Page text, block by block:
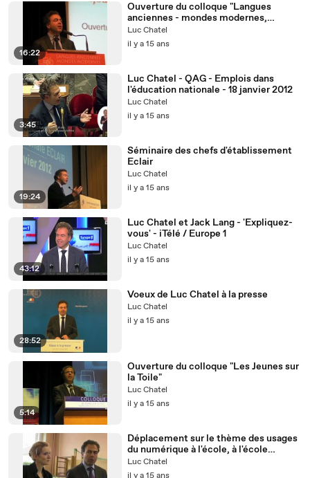
16:22
Ouverture du colloque "Langues
anciennes - mondes modernes,
refonder l'enseignement du latin et du
grec"
Luc Chatel
il y a 15 ans
3:45
Luc Chatel - QAG - Emplois dans
l'éducation nationale - 18 janvier 2012
Luc Chatel
il y a 15 ans
19:24
Séminaire des chefs d'établissement
Eclair
Luc Chatel
il y a 15 ans
43:12
Luc Chatel et Jack Lang - 'Expliquez-
vous' - iTélé / Europe 1
Luc Chatel
il y a 15 ans
28:52
Voeux de Luc Chatel à la presse
Luc Chatel
il y a 15 ans
5:14
Ouverture du colloque "Les Jeunes sur
la Toile"
Luc Chatel
il y a 15 ans
Déplacement sur le thème des usages
du numérique à l'école, à l'école
élémentaire Les Casseaux - Villebon-
sur-Yvette
Luc Chatel